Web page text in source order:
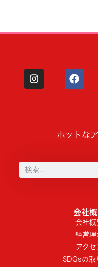
ホットな
会社概
会社概
経営理
アクセ
SDGsの取